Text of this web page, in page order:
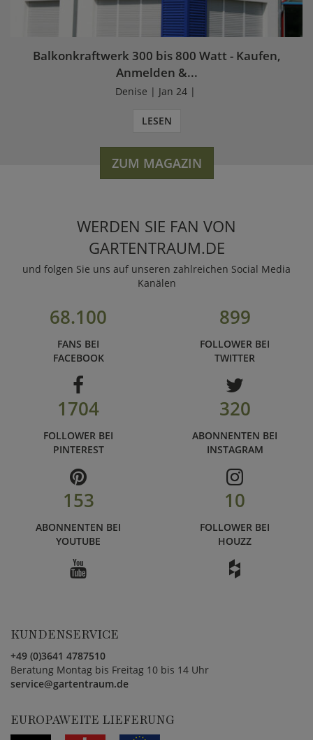
Balkonkraftwerk 300 bis 800 Watt - Kaufen,
Anmelden &...
Denise | Jan 24 |
LESEN
ZUM MAGAZIN
WERDEN SIE FAN VON
GARTENTRAUM.DE
und folgen Sie uns auf unseren zahlreichen Social Media
Kanälen
68.100
FANS BEI
FACEBOOK
899
FOLLOWER BEI
TWITTER
1704
FOLLOWER BEI
PINTEREST
320
ABONNENTEN BEI
INSTAGRAM
153
ABONNENTEN BEI
YOUTUBE
10
FOLLOWER BEI
HOUZZ
KUNDENSERVICE
+49 (0)3641 4787510
Beratung Montag bis Freitag 10 bis 14 Uhr
service@gartentraum.de
EUROPAWEITE LIEFERUNG